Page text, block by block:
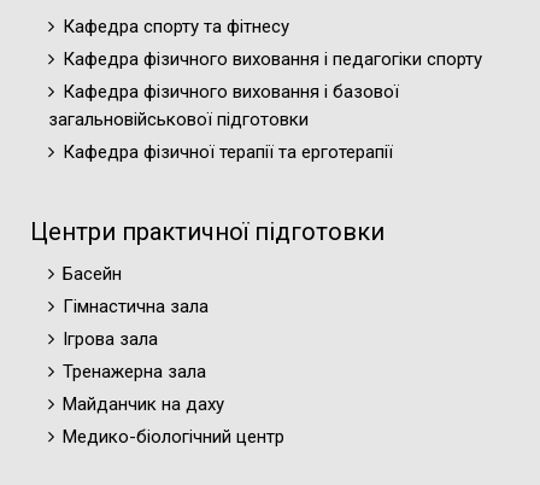
Кафедра спорту та фітнесу
Кафедра фізичного виховання і педагогіки спорту
Кафедра фізичного виховання і базової
загальновійськової підготовки
Кафедра фізичної терапії та ерготерапії
Центри практичної підготовки
Басейн
Гімнастична зала
Ігрова зала
Тренажерна зала
Майданчик на даху
Медико-біологічний центр